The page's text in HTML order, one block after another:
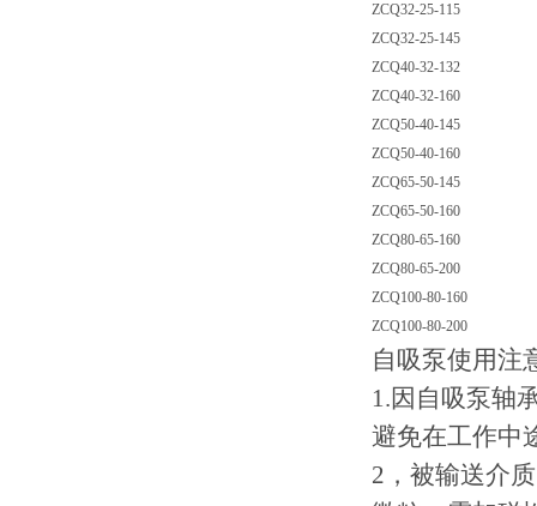
ZCQ32-25-115
ZCQ32-25-145
ZCQ40-32-132
ZCQ40-32-160
ZCQ50-40-145
ZCQ50-40-160
ZCQ65-50-145
ZCQ65-50-160
ZCQ80-65-160
ZCQ80-65-200
ZCQ100-80-160
ZCQ100-80-200
自吸泵使用注
1.因自吸泵轴
避免在工作中
2，被输送介